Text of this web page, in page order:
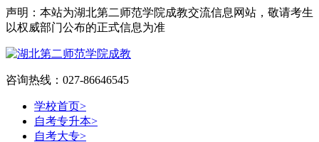
声明：本站为湖北第二师范学院成教交流信息网站，敬请考生
以权威部门公布的正式信息为准
咨询热线：027-86646545
学校首页>
自考专升本>
自考大专>